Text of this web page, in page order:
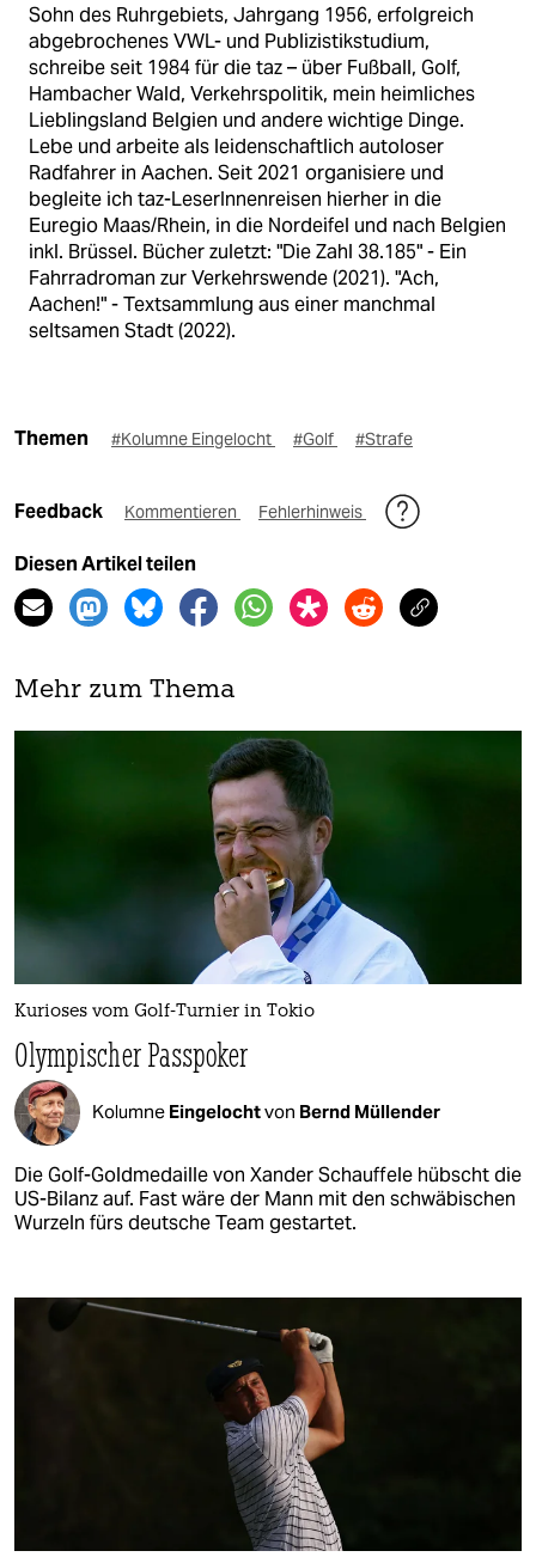
Sohn des Ruhrgebiets, Jahrgang 1956, erfolgreich
abgebrochenes VWL- und Publizistikstudium,
schreibe seit 1984 für die taz – über Fußball, Golf,
Hambacher Wald, Verkehrspolitik, mein heimliches
Lieblingsland Belgien und andere wichtige Dinge.
Lebe und arbeite als leidenschaftlich autoloser
Radfahrer in Aachen. Seit 2021 organisiere und
begleite ich taz-LeserInnenreisen hierher in die
Euregio Maas/Rhein, in die Nordeifel und nach Belgien
inkl. Brüssel. Bücher zuletzt: "Die Zahl 38.185" - Ein
Fahrradroman zur Verkehrswende (2021). "Ach,
Aachen!" - Textsammlung aus einer manchmal
seltsamen Stadt (2022).
Themen #Kolumne Eingelocht #Golf #Strafe
Feedback Kommentieren Fehlerhinweis
Diesen Artikel teilen
Mehr zum Thema
Kurioses vom Golf-Turnier in Tokio
Olympischer Passpoker
Kolumne Eingelochtvon Bernd Müllender
Die Golf-Goldmedaille von Xander Schauffele hübscht die
US-Bilanz auf. Fast wäre der Mann mit den schwäbischen
Wurzeln fürs deutsche Team gestartet.